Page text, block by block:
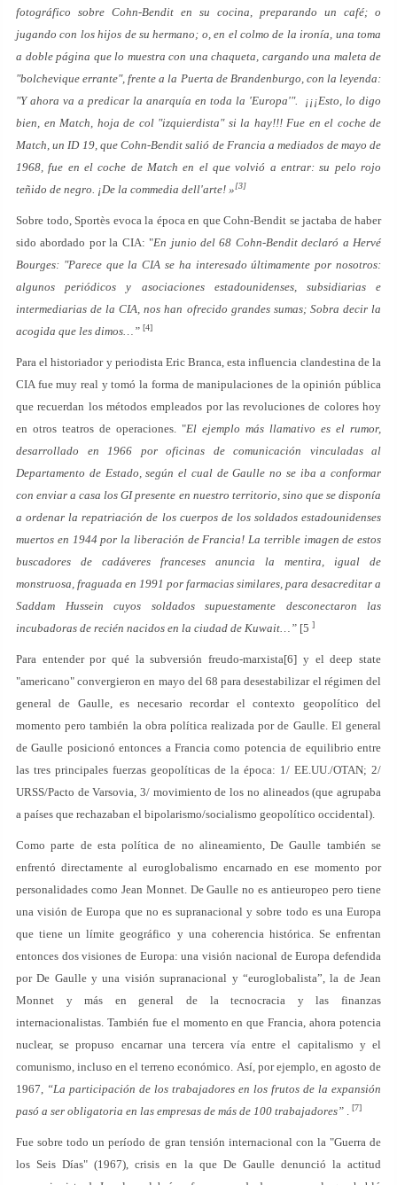
fotográfico sobre Cohn-Bendit en su cocina, preparando un café; o
jugando con los hijos de su hermano; o, en el colmo de la ironía, una toma
a doble página que lo muestra con una chaqueta, cargando una maleta de
"bolchevique errante", frente a la Puerta de Brandenburgo, con la leyenda:
"Y ahora va a predicar la anarquía en toda la 'Europa'". ¡¡¡Esto, lo digo
bien, en Match, hoja de col "izquierdista" si la hay!!! Fue en el coche de
Match, un ID 19, que Cohn-Bendit salió de Francia a mediados de mayo de
1968, fue en el coche de Match en el que volvió a entrar: su pelo rojo
teñido de negro. ¡De la commedia dell'arte! »[3]
Sobre todo, Sportès evoca la época en que Cohn-Bendit se jactaba de haber
sido abordado por la CIA: "En junio del 68 Cohn-Bendit declaró a Hervé
Bourges: "Parece que la CIA se ha interesado últimamente por nosotros:
algunos periódicos y asociaciones estadounidenses, subsidiarias e
intermediarias de la CIA, nos han ofrecido grandes sumas; Sobra decir la
acogida que les dimos…” [4]
Para el historiador y periodista Eric Branca, esta influencia clandestina de la
CIA fue muy real y tomó la forma de manipulaciones de la opinión pública
que recuerdan los métodos empleados por las revoluciones de colores hoy
en otros teatros de operaciones. "El ejemplo más llamativo es el rumor,
desarrollado en 1966 por oficinas de comunicación vinculadas al
Departamento de Estado, según el cual de Gaulle no se iba a conformar
con enviar a casa losGIpresente en nuestro territorio, sino que se disponía
a ordenar la repatriación de los cuerpos de los soldados estadounidenses
muertos en 1944 por la liberación de Francia! La terrible imagen de estos
buscadores de cadáveres franceses anuncia la mentira, igual de
monstruosa, fraguada en 1991 por farmacias similares, para desacreditar a
Saddam Hussein cuyos soldados supuestamente desconectaron las
incubadoras de recién nacidos en la ciudad de Kuwait…” [5 ]
Para entender por qué la subversión freudo-marxista[6] y el deep state
"americano" convergieron en mayo del 68 para desestabilizar el régimen del
general de Gaulle, es necesario recordar el contexto geopolítico del
momento pero también la obra política realizada por de Gaulle. El general
de Gaulle posicionó entonces a Francia como potencia de equilibrio entre
las tres principales fuerzas geopolíticas de la época: 1/ EE.UU./OTAN; 2/
URSS/Pacto de Varsovia, 3/ movimiento de los no alineados (que agrupaba
a países que rechazaban el bipolarismo/socialismo geopolítico occidental).
Como parte de esta política de no alineamiento, De Gaulle también se
enfrentó directamente al euroglobalismo encarnado en ese momento por
personalidades como Jean Monnet. De Gaulle no es antieuropeo pero tiene
una visión de Europa que no es supranacional y sobre todo es una Europa
que tiene un límite geográfico y una coherencia histórica. Se enfrentan
entonces dos visiones de Europa: una visión nacional de Europa defendida
por De Gaulle y una visión supranacional y “euroglobalista”, la de Jean
Monnet y más en general de la tecnocracia y las finanzas
internacionalistas. También fue el momento en que Francia, ahora potencia
nuclear, se propuso encarnar una tercera vía entre el capitalismo y el
comunismo, incluso en el terreno económico. Así, por ejemplo, en agosto de
1967, “La participación de los trabajadores en los frutos de la expansión
pasó a ser obligatoria en las empresas de más de 100 trabajadores” . [7]
Fue sobre todo un período de gran tensión internacional con la "Guerra de
los Seis Días" (1967), crisis en la que De Gaulle denunció la actitud